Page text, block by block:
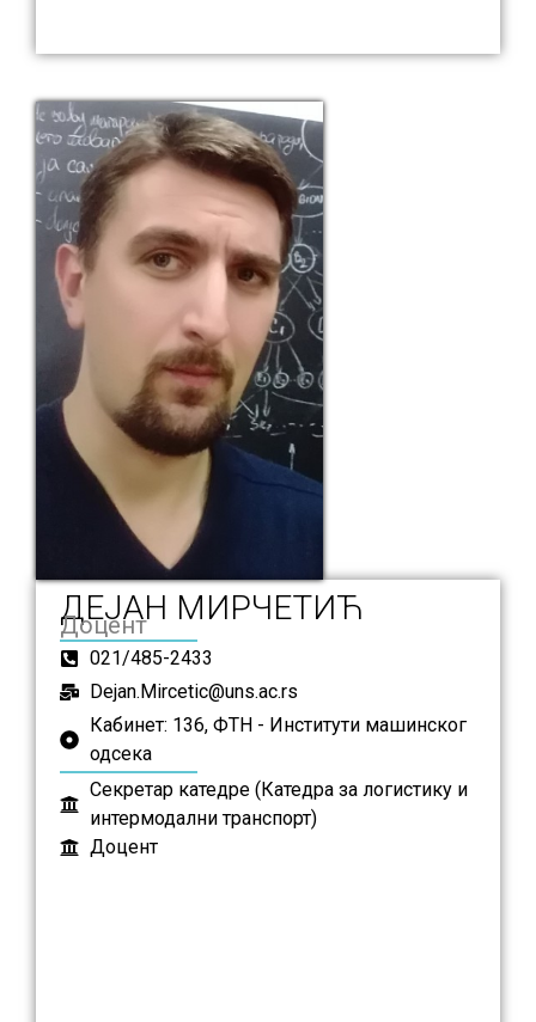
ДЕЈАН МИРЧЕТИЋ
Доцент
021/485-2433
Dejan.Mircetic@uns.ac.rs
Кабинет: 136, ФТН - Институти машинског
одсека
Секретар катедре (Катедра за логистику и
интермодални транспорт)
Доцент